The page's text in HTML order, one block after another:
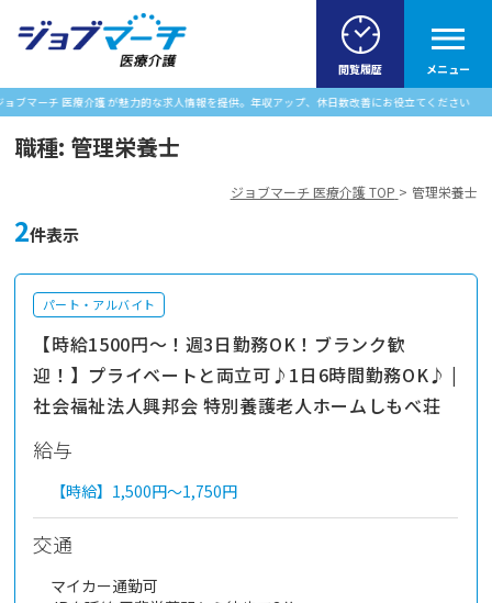
チ 医療介護 が魅力的な求人情報を提供。年収アップ、休日数改善にお役立てください
閲覧履歴 メニュー
職種: 管理栄養士
ジョブマーチ 医療介護 TOP 管理栄養士
2件表示
パート・アルバイト
【時給1500円～！週3日勤務OK！ブランク歓
迎！】プライベートと両立可♪1日6時間勤務OK♪ |
社会福祉法人興邦会 特別養護老人ホームしもべ荘
給与
【時給】 1,500円～1,750円
交通
マイカー通勤可